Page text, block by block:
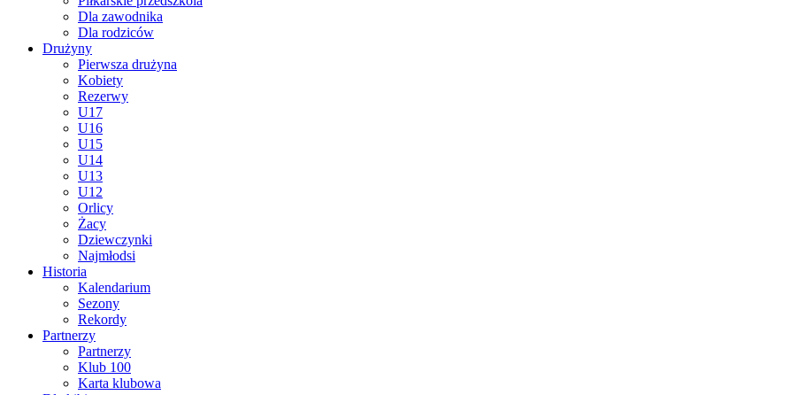
Dla zawodnika
Dla rodziców
Drużyny
Pierwsza drużyna
Kobiety
Rezerwy
U17
U16
U15
U14
U13
U12
Orlicy
Żacy
Dziewczynki
Najmłodsi
Historia
Kalendarium
Sezony
Rekordy
Partnerzy
Partnerzy
Klub 100
Karta klubowa